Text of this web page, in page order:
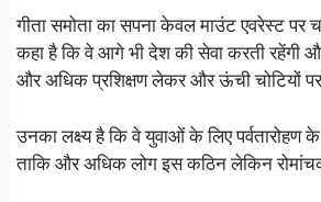
गीता समोता का सपना केवल माउंट एवरेस्ट पर
कहा है कि वे आगे भी देश की सेवा करती रहेंगी
और अधिक प्रशिक्षण लेकर और ऊंची चोटियों
उनका लक्ष्य है कि वे युवाओं के लिए पर्वतारोहण
ताकि और अधिक लोग इस कठिन लेकिन